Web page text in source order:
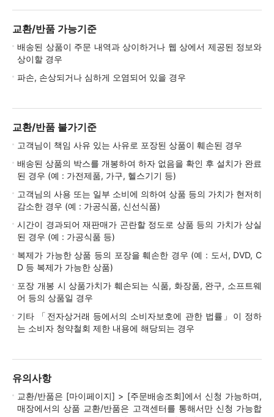
교환/반품 가능기준
배송된 상품이 주문 내역과 상이하거나 웹 상에서 제공된 정보와
상이할 경우
파손, 손상되거나 심하게 오염되어 있을 경우
교환/반품 불가기준
고객님이 책임 사유 있는 사유로 포장된 상품이 훼손된 경우
배송된 상품의 박스를 개봉하여 하자 없음을 확인 후 설치가 완료
된 경우 (예 : 가전제품, 가구, 헬스기기 등)
고객님의 사용 또는 일부 소비에 의하여 상품 등의 가치가 현저히
감소한 경우 (예 : 가공식품, 신선식품)
시간이 경과되어 재판매가 곤란할 정도로 상품 등의 가치가 상실
된 경우 (예 : 가공식품 등)
복제가 가능한 상품 등의 포장을 훼손한 경우 (예 : 도서, DVD, C
D 등 복제가 가능한 상품)
포장 개봉 시 상품가치가 훼손되는 식품, 화장품, 완구, 소프트웨
어 등의 상품일 경우
기타 「전자상거래 등에서의 소비자보호에 관한 법률」이 정하
는 소비자 청약철회 제한 내용에 해당되는 경우
유의사항
교환/반품은 [마이페이지] > [주문배송조회]에서 신청 가능하며,
매장에서의 상품 교환/반품은 고객센터를 통해서만 신청 가능합